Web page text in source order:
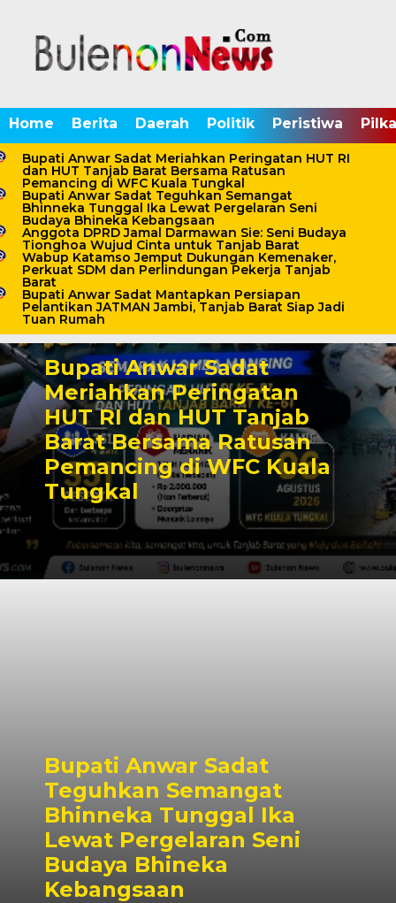
Home Berita Daerah Politik Peristiwa
Bupati Anwar Sadat Meriahkan Peringatan HUT RI
dan HUT Tanjab Barat Bersama Ratusan
Pemancing di WFC Kuala Tungkal
Bupati Anwar Sadat Teguhkan Semangat
Bhinneka Tunggal Ika Lewat Pergelaran Seni
Budaya Bhineka Kebangsaan
Anggota DPRD Jamal Darmawan Sie: Seni Budaya
Tionghoa Wujud Cinta untuk Tanjab Barat
Wabup Katamso Jemput Dukungan Kemenaker,
Perkuat SDM dan Perlindungan Pekerja Tanjab
Barat
Bupati Anwar Sadat Mantapkan Persiapan
Pelantikan JATMAN Jambi, Tanjab Barat Siap Jadi
Tuan Rumah
Bupati Anwar Sadat
Meriahkan Peringatan
HUT RI dan HUT Tanjab
Barat Bersama Ratusan
Pemancing di WFC Kuala
Tungkal
Bupati Anwar Sadat
Teguhkan Semangat
Bhinneka Tunggal Ika
Lewat Pergelaran Seni
Budaya Bhineka
Kebangsaan